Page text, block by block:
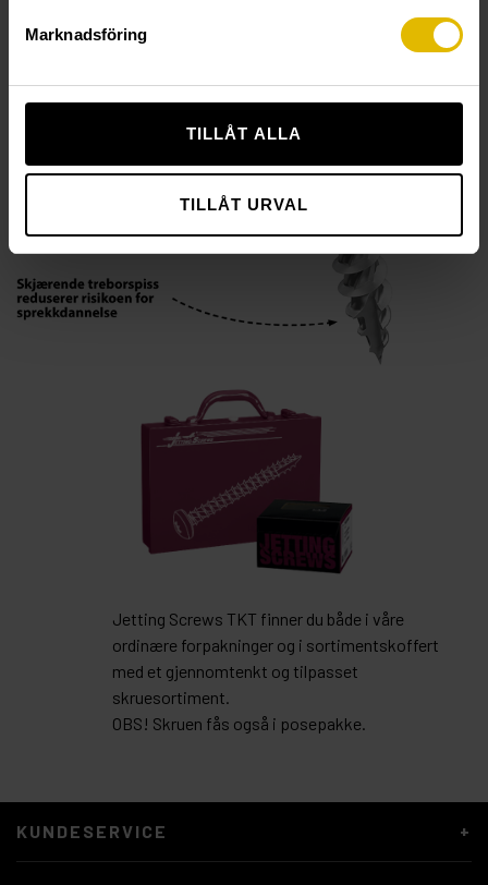
Marknadsföring
TILLÅT ALLA
TILLÅT URVAL
Jetting Screws TKT finner du både i våre
ordinære forpakninger og i sortimentskoffert
med et gjennomtenkt og tilpasset
skruesortiment.
OBS! Skruen fås også i posepakke.
KUNDESERVICE